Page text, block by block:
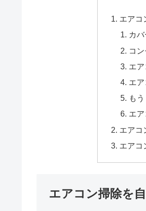
エアコ
カ
コ
エ
エ
も
エ
エアコ
エアコ
エアコン掃除を